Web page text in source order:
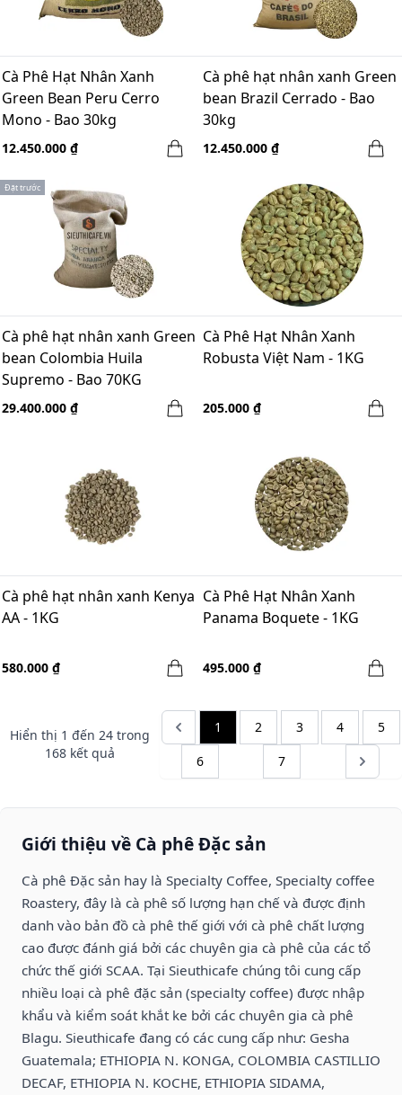
Cà Phê Hạt Nhân Xanh
Green Bean Peru Cerro
Mono - Bao 30kg
12.450.000 ₫
Cà phê hạt nhân xanh Green
bean Brazil Cerrado - Bao
30kg
12.450.000 ₫
Đặt trước
Cà phê hạt nhân xanh Green
bean Colombia Huila
Supremo - Bao 70KG
29.400.000 ₫
Cà Phê Hạt Nhân Xanh
Robusta Việt Nam - 1KG
205.000 ₫
Cà phê hạt nhân xanh Kenya
AA - 1KG
580.000 ₫
Cà Phê Hạt Nhân Xanh
Panama Boquete - 1KG
495.000 ₫
Hiển thị 1 đến 24trong
168kết quả
1 2 3 4
5
6
7
Giới thiệu về Cà phê Đặc sản
Cà phê Đặc sản hay là Specialty Coffee, Specialty coffee
Roastery, đây là cà phê số lượng hạn chế và được định
danh vào bản đồ cà phê thế giới với cà phê chất lượng
cao được đánh giá bởi các chuyên gia cà phê của các tổ
chức thế giới SCAA. Tại Sieuthicafe chúng tôi cung cấp
nhiều loại cà phê đặc sản (specialty coffee) được nhập
khẩu và kiểm soát khắt ke bởi các chuyên gia cà phê
Blagu. Sieuthicafe đang có các cung cấp như: Gesha
Guatemala; ETHIOPIA N. KONGA, COLOMBIA CASTILLIO
DECAF, ETHIOPIA N. KOCHE, ETHIOPIA SIDAMA,